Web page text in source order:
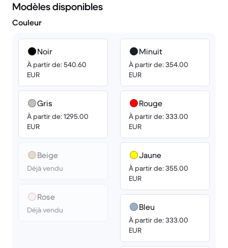
Modèles disponibles
Couleur
Noir
À partir de: 540.60
EUR
Gris
À partir de: 1295.00
EUR
Beige
Déjà vendu
Rose
Déjà vendu
Minuit
À partir de: 354.00
EUR
Rouge
À partir de: 333.00
EUR
Jaune
À partir de: 355.00
EUR
Bleu
À partir de: 333.00
EUR